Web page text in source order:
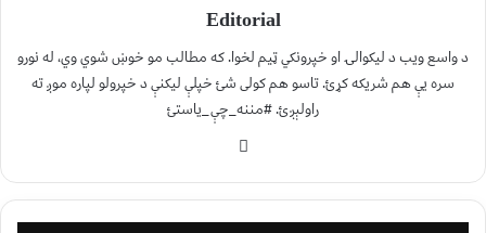
Editorial
د واسع ویب د لیکوالۍ او خپرونکي ټیم لخوا. که مطالب مو خوښ شوي وي، له نورو
سره یې هم شریکه کړئ. تاسو هم کولی شئ خپلې لیکنې د خپرولو لپاره موږ ته
راولېږئ. #مننه_چې_یاستئ